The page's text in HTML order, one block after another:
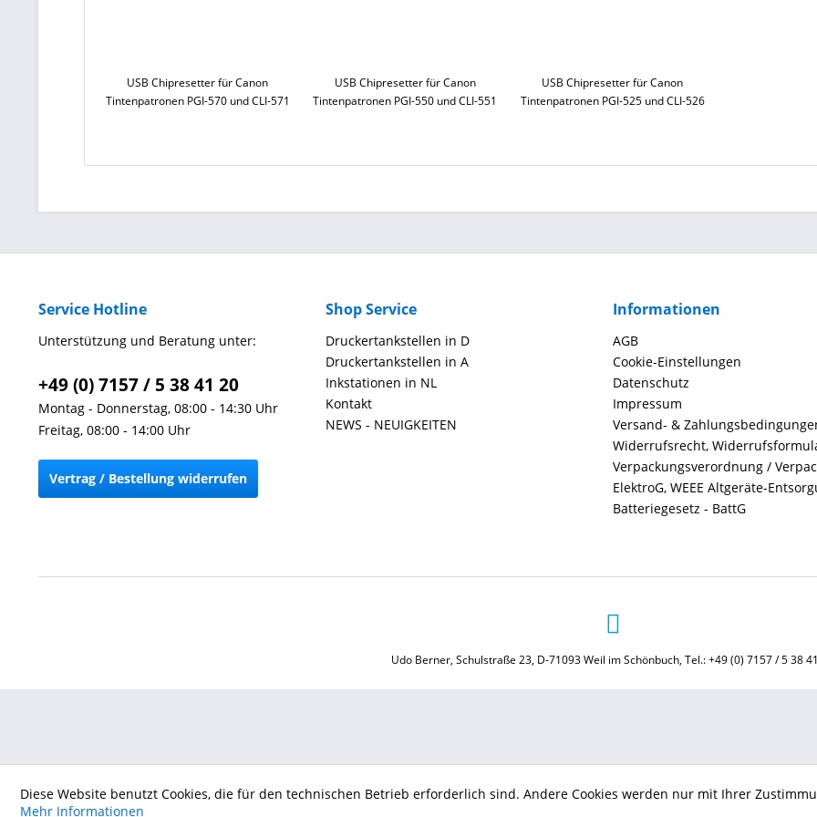
USB Chipresetter für Canon
Tintenpatronen PGI-570 und CLI-571
USB Chipresetter für Canon
Tintenpatronen PGI-550 und CLI-551
USB Chipresetter für Canon
Tintenpatronen PGI-525 und CLI-526
Service Hotline
Unterstützung und Beratung unter:
+49 (0) 7157 / 5 38 41 20
Montag - Donnerstag, 08:00 - 14:30 Uhr
Freitag, 08:00 - 14:00 Uhr
Vertrag / Bestellung widerrufen
Shop Service
Druckertankstellen in D
Druckertankstellen in A
Inkstationen in NL
Kontakt
NEWS - NEUIGKEITEN
Informationen
AGB
Cookie-Einstellungen
Datenschutz
Impressum
Versand- &
Widerrufsrecht,
Verpackungsverordnung /
ElektroG, WEEE Altgeräte-
Batteriegesetz - BattG
Udo Berner, Schulstraße 23, D-71093 Weil im Schönbuch, Tel.: +49 (0) 7157 / 5 38
Diese Website benutzt Cookies, die für den technischen Betrieb erforderlich sind. Andere Cookies werden nur mit Ihrer
Mehr Informationen